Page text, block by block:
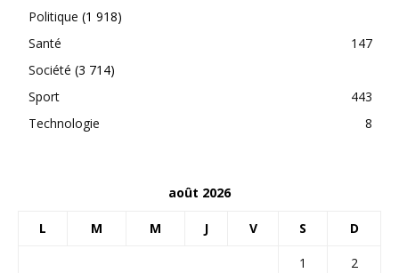
Politique (1 918)
Santé
147
Société (3 714)
Sport
443
Technologie
8
août 2026
L M M J V S D
1
2